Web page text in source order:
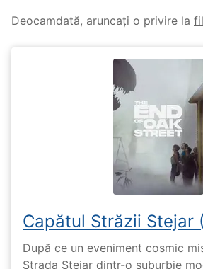
Deocamdată, aruncați o privire la
Capătul Străzii Stejar
După ce un eveniment cosmic
Strada Stejar dintr-o suburbie